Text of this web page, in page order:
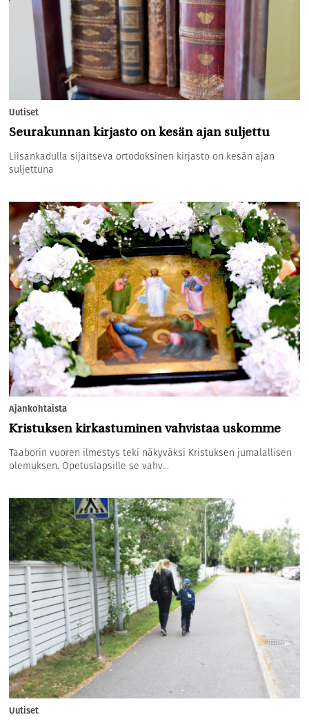
Uutiset
Seurakunnan kirjasto on kesän ajan suljettu
Liisankadulla sijaitseva ortodoksinen kirjasto on kesän ajan
suljettuna
Ajankohtaista
Kristuksen kirkastuminen vahvistaa uskomme
Taaborin vuoren ilmestys teki näkyväksi Kristuksen jumalallisen
olemuksen. Opetuslapsille se vahv...
Uutiset